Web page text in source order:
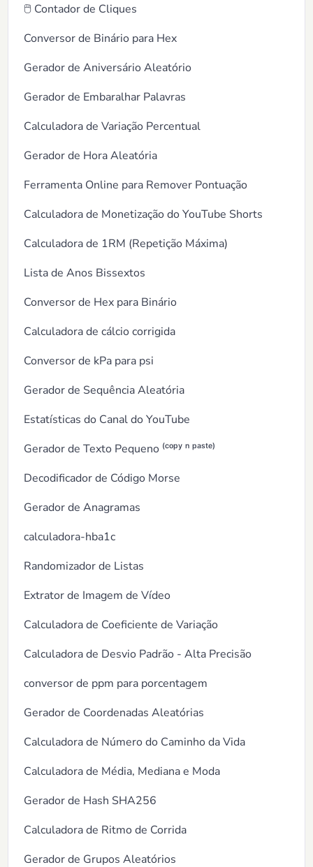
🖱️ Contador de Cliques
Conversor de Binário para Hex
Gerador de Aniversário Aleatório
Gerador de Embaralhar Palavras
Calculadora de Variação Percentual
Gerador de Hora Aleatória
Ferramenta Online para Remover Pontuação
Calculadora de Monetização do YouTube Shorts
Calculadora de 1RM (Repetição Máxima)
Lista de Anos Bissextos
Conversor de Hex para Binário
Calculadora de cálcio corrigida
Conversor de kPa para psi
Gerador de Sequência Aleatória
Estatísticas do Canal do YouTube
Gerador de Texto Pequeno ⁽ᶜᵒᵖʸ ⁿ ᵖᵃˢᵗᵉ⁾
Decodificador de Código Morse
Gerador de Anagramas
calculadora-hba1c
Randomizador de Listas
Extrator de Imagem de Vídeo
Calculadora de Coeficiente de Variação
Calculadora de Desvio Padrão - Alta Precisão
conversor de ppm para porcentagem
Gerador de Coordenadas Aleatórias
Calculadora de Número do Caminho da Vida
Calculadora de Média, Mediana e Moda
Gerador de Hash SHA256
Calculadora de Ritmo de Corrida
Gerador de Grupos Aleatórios